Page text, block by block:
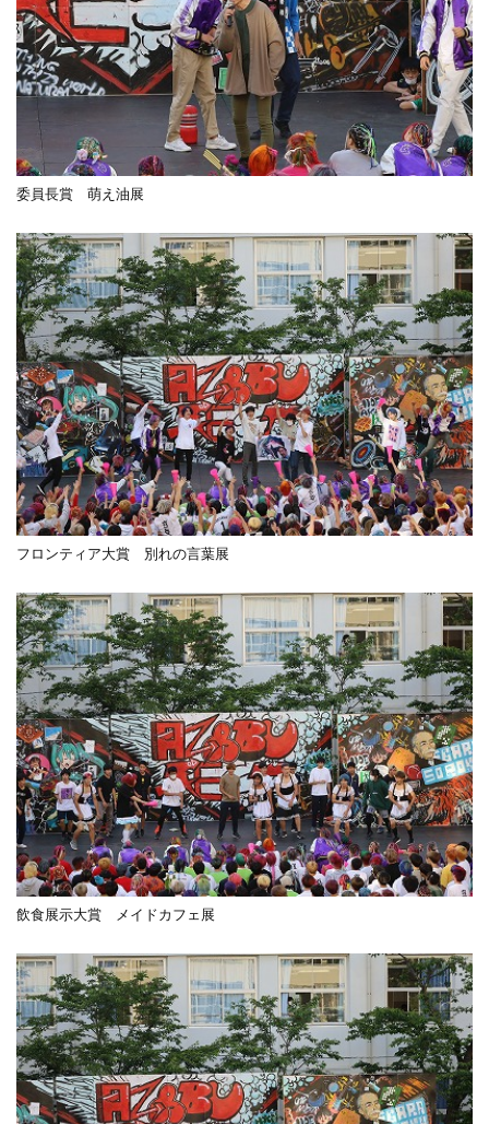
委員長賞 萌え油展
フロンティア大賞 別れの言葉展
飲食展示大賞 メイドカフェ展